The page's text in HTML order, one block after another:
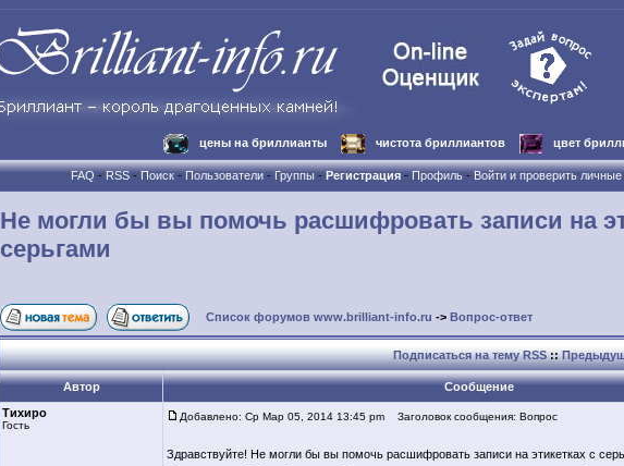
цены на бриллианты чистота бриллиантов цвет
FAQ-RSS-Поиск-Пользователи-Группы-Регистрация -Профиль-Войти и проверить
Не могли бы вы помочь расшифровать записи на
серьгами
Список форумов www.brilliant-info.ru -> Вопрос-ответ
Подписаться на тему RSS::
Автор
Сообщение
Тихиро
Гость
Добавлено: Ср Мар 05, 2014 13:45 pm Заголовок сообщения: Вопрос
Здравствуйте! Не могли бы вы помочь расшифровать записи на этикетках с